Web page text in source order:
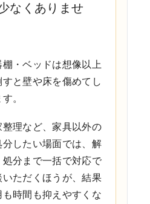
なくありませ
・ベッドは想像以上
と壁や床を傷めてし
。
理など、家具以外の
したい場面では、解
分まで一括で対応で
ただくほうが、結果
時間も抑えやすくな